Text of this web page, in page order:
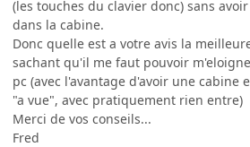
(les touches du clavier donc) sans
dans la cabine.
Donc quelle est a votre avis la
sachant qu'il me faut pouvoir
pc (avec l'avantage d'avoir une cabine
"a vue", avec pratiquement rien entre)
Merci de vos conseils...
Fred